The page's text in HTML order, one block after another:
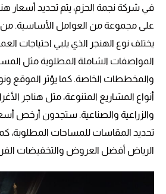
في شركة نجمة الحزم، يتم تحديد أسعار
على مجموعة من العوامل الأساسية. من
يختلف نوع الهنجر الذي يلبي احتياجات
المواصفات الشاملة المطلوبة مثل
والمخططات الخاصة. كما يؤثر الموقع
أنواع المشاريع المتنوعة، مثل هناجر
والزراعية والصناعية. ستجدون أرخص
تحديد المقاسات للمساحات المطلوبة،
الرياض أفضل العروض والتخفيضات